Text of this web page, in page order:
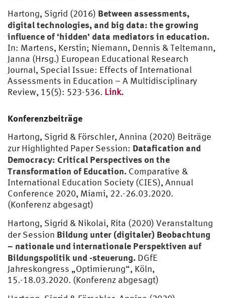
Hartong, Sigrid (2016) Between assessments,
digital technologies, and big data: the growing
influence of ‘hidden’ data mediators in education.
In: Martens, Kerstin; Niemann, Dennis & Teltemann,
Janna (Hrsg.) European Educational Research
Journal, Special Issue: Effects of International
Assessments in Education – A Multidisciplinary
Review, 15(5): 523-536. Link.
Konferenzbeiträge
Hartong, Sigrid & Förschler, Annina (2020) Beiträge
zur Highlighted Paper Session: Datafication and
Democracy: Critical Perspectives on the
Transformation of Education. Comparative &
International Education Society (CIES), Annual
Conference 2020, Miami, 22.-26.03.2020.
(Konferenz abgesagt)
Hartong, Sigrid & Nikolai, Rita (2020) Veranstaltung
der Session Bildung unter (digitaler) Beobachtung
– nationale und internationale Perspektiven auf
Bildungspolitik und -steuerung. DGfE
Jahreskongress „Optimierung“, Köln,
15.-18.03.2020. (Konferenz abgesagt)